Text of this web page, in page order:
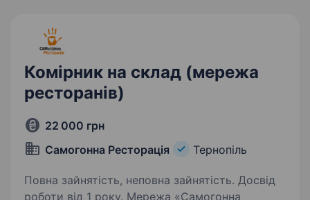
Комірник на склад (мережа
ресторанів)
22 000 грн
Самогонна Ресторація
Тернопіль
Повна зайнятість, неповна зайнятість. Досвід
роботи від 1 року. Мережа «Самогонна